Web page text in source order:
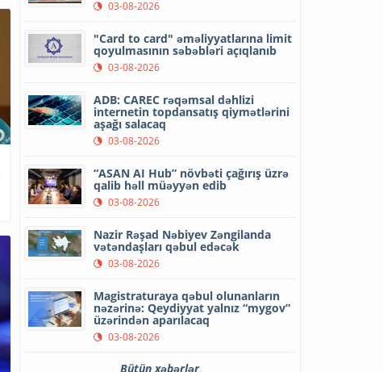
03-08-2026
"Card to card" əməliyyatlarına limit
qoyulmasının səbəbləri açıqlanıb
03-08-2026
ADB: CAREC rəqəmsal dəhlizi
internetin topdansatış qiymətlərini
aşağı salacaq
03-08-2026
“ASAN AI Hub” növbəti çağırış üzrə
qalib həll müəyyən edib
03-08-2026
Nazir Rəşad Nəbiyev Zəngilanda
vətəndaşları qəbul edəcək
03-08-2026
Magistraturaya qəbul olunanların
nəzərinə: Qeydiyyat yalnız “mygov”
üzərindən aparılacaq
03-08-2026
Bütün xəbərlər